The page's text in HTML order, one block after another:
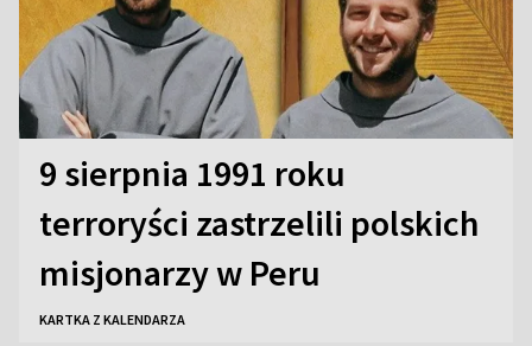
9 sierpnia 1991 roku
terroryści zastrzelili polskich
misjonarzy w Peru
KARTKA Z KALENDARZA